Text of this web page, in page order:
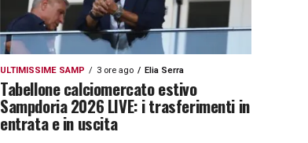
ULTIMISSIME SAMP 3 ore ago Elia Serra
Tabellone calciomercato estivo
Sampdoria 2026 LIVE: i trasferimenti in
entrata e in uscita